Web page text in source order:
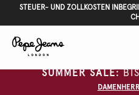
STEUER- UND ZOLLKOSTEN
SUMMER SALE:
DAMEN